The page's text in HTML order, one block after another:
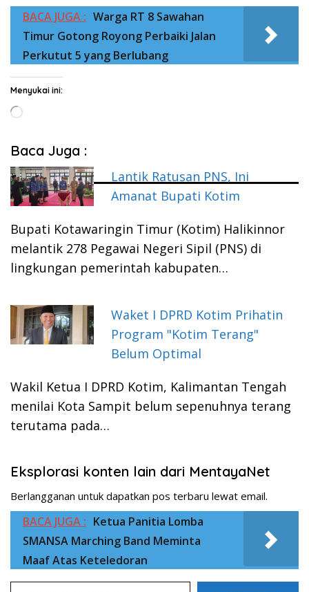
BACA JUGA : Warga RT 8 Sawahan
Timur Gotong Royong Perbaiki Jalan
Perkutut 5 yang Berlubang
Menyukai ini:
Memuat...
Baca Juga :
Lantik Ratusan PNS, Ini
Amanat Bupati Kotim
Bupati Kotawaringin Timur (Kotim) Halikinnor
melantik 278 Pegawai Negeri Sipil (PNS) di
lingkungan pemerintah kabupaten…
Waket I DPRD Kotim Prihatin
Program "Kotim Terang"
Belum Optimal
Wakil Ketua I DPRD Kotim, Kalimantan Tengah
menilai Kota Sampit belum sepenuhnya terang
terutama pada…
Eksplorasi konten lain dari MentayaNet
Berlangganan untuk dapatkan pos terbaru lewat email.
BACA JUGA : Ketua Panitia Lomba
SMANSA Marching Band Meminta
Maaf Atas Keteledoran
Ketikkan email Anda...